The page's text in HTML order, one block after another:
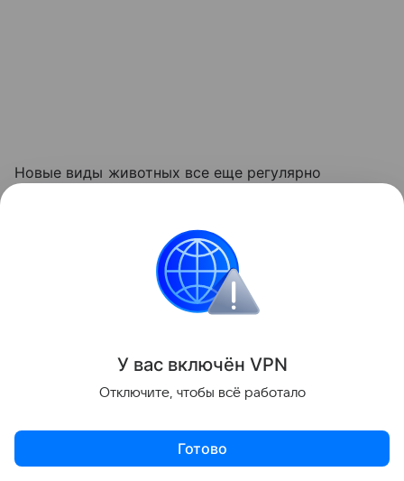
Новые виды животных все еще регулярно
Недавно российские ученые также
дополнительно подтверждает уникальное
Между теми в России отмечено активное
распространение гигантских китайских
У вас включён VPN
Отключите, чтобы всё работало
Готово